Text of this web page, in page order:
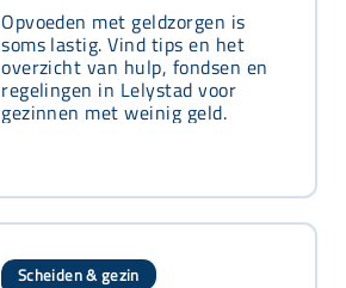
Opvoeden met geldzorgen is
soms lastig. Vind tips en het
overzicht van hulp, fondsen en
regelingen in Lelystad voor
gezinnen met weinig geld.
Scheiden & gezin